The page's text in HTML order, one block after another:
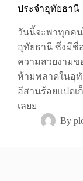
ประจำอุทัยธานี
วันนี้จะพาทุกคน
อุทัยธานี ซึ่งมีชื่
ความสวยงามข
ห้ามพลาดในอุทั
อีสานร้อยแปด
เลยย
By